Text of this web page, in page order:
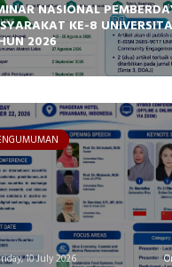
NASIONAL
KE-8
2026
10 July 2026